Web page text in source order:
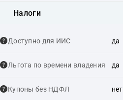
Налоги
Доступно для ИИС да
Льгота по времени владения да
Купоны без НДФЛ нет